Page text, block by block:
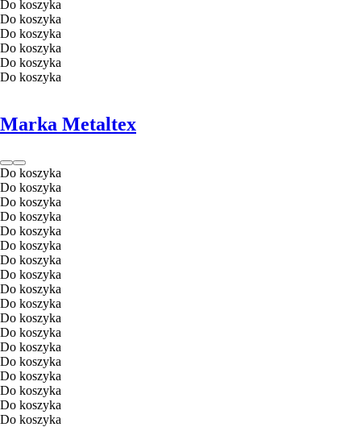
Do koszyka
Do koszyka
Do koszyka
Do koszyka
Do koszyka
Do koszyka
Marka Metaltex
Do koszyka
Do koszyka
Do koszyka
Do koszyka
Do koszyka
Do koszyka
Do koszyka
Do koszyka
Do koszyka
Do koszyka
Do koszyka
Do koszyka
Do koszyka
Do koszyka
Do koszyka
Do koszyka
Do koszyka
Do koszyka